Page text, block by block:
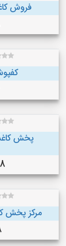
فروش
پخش
مرکز پخش